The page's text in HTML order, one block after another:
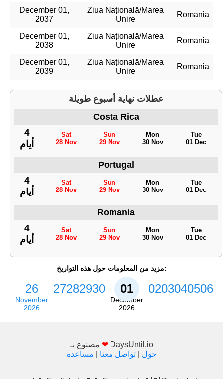
December 01,
2037
Ziua Națională/Marea
Unire
Romania
December 01,
2038
Ziua Națională/Marea
Unire
Romania
December 01,
2039
Ziua Națională/Marea
Unire
Romania
عطلات نهاية أسبوع طويلة
Costa Rica
4
أيام
Sat
28 Nov
Sun
29 Nov
Mon
30 Nov
Tue
01 Dec
Portugal
4
أيام
Sat
28 Nov
Sun
29 Nov
Mon
30 Nov
Tue
01 Dec
Romania
4
أيام
Sat
28 Nov
Sun
29 Nov
Mon
30 Nov
Tue
01 Dec
مزيد من المعلومات حول هذه التواريخ:
26
November
2026
27282930 01
December
2026
0203040506
❤ DaysUntil.io
حول |تواصل معنا مساعدة